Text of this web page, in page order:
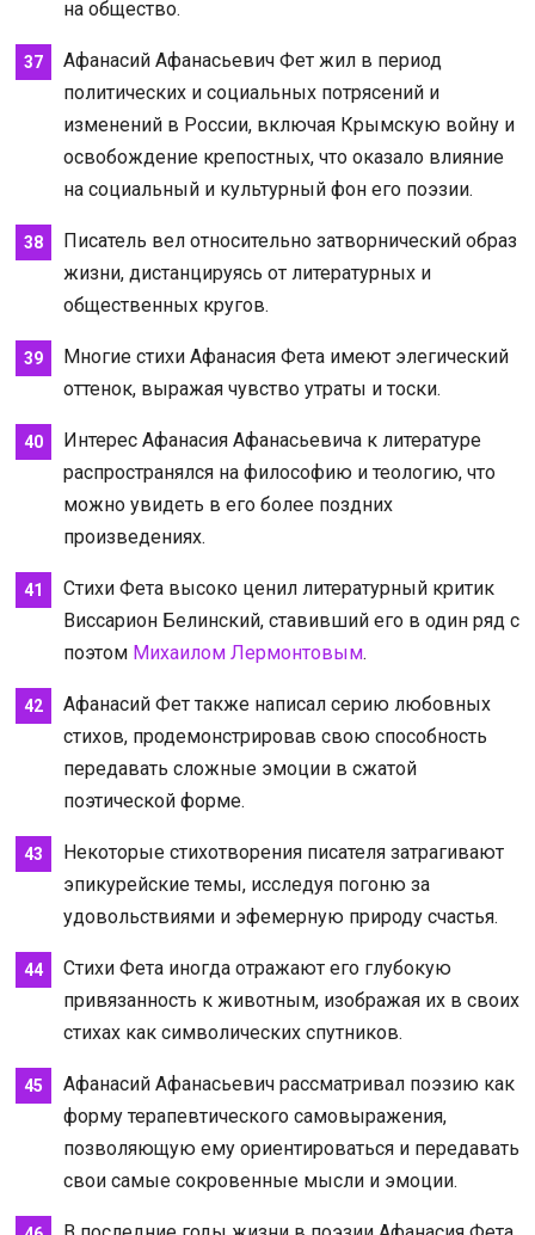
на общество.
Афанасий Афанасьевич Фет жил в период
политических и социальных потрясений и
изменений в России, включая Крымскую войну и
освобождение крепостных, что оказало влияние
на социальный и культурный фон его поэзии.
Писатель вел относительно затворнический образ
жизни, дистанцируясь от литературных и
общественных кругов.
Многие стихи Афанасия Фета имеют элегический
оттенок, выражая чувство утраты и тоски.
Интерес Афанасия Афанасьевича к литературе
распространялся на философию и теологию, что
можно увидеть в его более поздних
произведениях.
Стихи Фета высоко ценил литературный критик
Виссарион Белинский, ставивший его в один ряд с
поэтом Михаилом Лермонтовым.
Афанасий Фет также написал серию любовных
стихов, продемонстрировав свою способность
передавать сложные эмоции в сжатой
поэтической форме.
Некоторые стихотворения писателя затрагивают
эпикурейские темы, исследуя погоню за
удовольствиями и эфемерную природу счастья.
Стихи Фета иногда отражают его глубокую
привязанность к животным, изображая их в своих
стихах как символических спутников.
Афанасий Афанасьевич рассматривал поэзию как
форму терапевтического самовыражения,
позволяющую ему ориентироваться и передавать
свои самые сокровенные мысли и эмоции.